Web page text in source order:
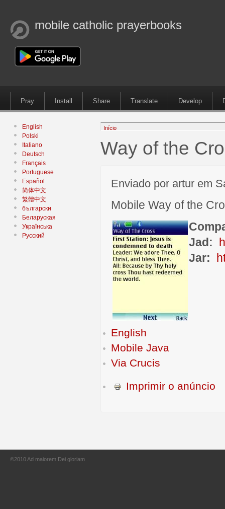
mobile catholic prayerbooks
Pray Install Share Translate Develop
English
Polski
Italiano
Deutsch
Français
Portuguese
Español
简体中文
繁體中文
български
Беларуская
Українська
Русский
Início
Way of the
Enviado por artur em
Mobile Way of the
Jad:
Jar:
English
Mobile Java
Via Crucis
Imprimir o anúncio
©2010 Ad maiorem Dei gloriam